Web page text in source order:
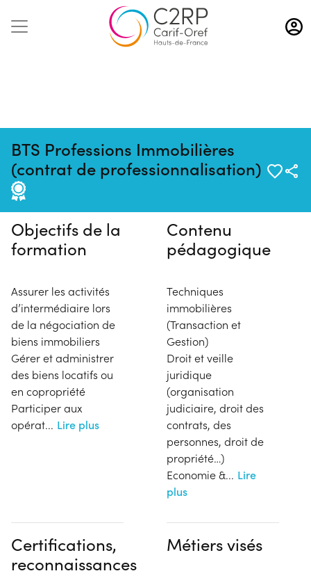
Aller
au
contenu
BTS Professions Immobilières
(contrat de professionnalisation)
Pas de session programmée en
ce moment
Objectifs de la
formation
Assurer les activités
d’intermédiaire lors
de la négociation de
biens immobiliers
Gérer et administrer
des biens locatifs ou
en copropriété
Participer aux
opérat... Lire plus
Contenu
pédagogique
Techniques
immobilières
(Transaction et
Gestion)
Droit et veille
juridique
(organisation
judiciaire, droit des
contrats, des
personnes, droit de
propriété…)
Economie &... Lire
plus
Certifications,
reconnaissances
Métiers visés